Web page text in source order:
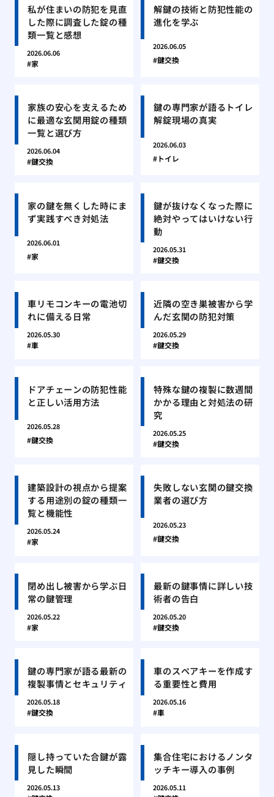
私が住まいの防犯を見直
した際に調査した錠の種
類一覧と感想
2026.06.06
家
解鍵の技術と防犯性能の
進化を学ぶ
2026.06.05
鍵交換
家族の安心を支えるため
に最適な玄関用錠の種類
一覧と選び方
2026.06.04
鍵交換
鍵の専門家が語るトイレ
解錠現場の真実
2026.06.03
トイレ
家の鍵を無くした時にま
ず実践すべき対処法
2026.06.01
家
鍵が抜けなくなった際に
絶対やってはいけない行
動
2026.05.31
鍵交換
車リモコンキーの電池切
れに備える日常
2026.05.30
車
近隣の空き巣被害から学
んだ玄関の防犯対策
2026.05.29
鍵交換
ドアチェーンの防犯性能
と正しい活用方法
2026.05.28
鍵交換
特殊な鍵の複製に数週間
かかる理由と対処法の研
究
2026.05.25
鍵交換
建築設計の視点から提案
する用途別の錠の種類一
覧と機能性
2026.05.24
家
失敗しない玄関の鍵交換
業者の選び方
2026.05.23
鍵交換
閉め出し被害から学ぶ日
常の鍵管理
2026.05.22
家
最新の鍵事情に詳しい技
術者の告白
2026.05.20
鍵交換
鍵の専門家が語る最新の
複製事情とセキュリティ
2026.05.18
鍵交換
車のスペアキーを作成す
る重要性と費用
2026.05.16
車
隠し持っていた合鍵が露
見した瞬間
2026.05.13
集合住宅におけるノンタ
ッチキー導入の事例
2026.05.11